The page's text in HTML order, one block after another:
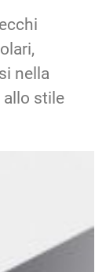
nella
allo stile